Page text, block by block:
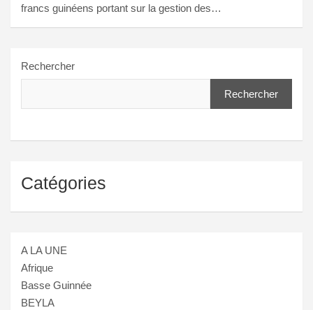
francs guinéens portant sur la gestion des…
Rechercher
Rechercher
Catégories
A LA UNE
Afrique
Basse Guinnée
BEYLA